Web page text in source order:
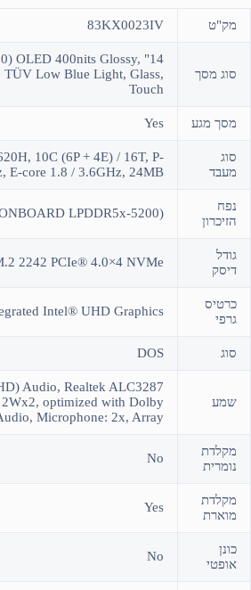
מק"ט 83KX0023IV
סוג מסך
OLED 400nits Glossy,
TÜV Low Blue Light, Glass,
Touch
מסך מגע Yes
סוג
מעבד
10C (6P + 4E) / 16T, P-
E-core 1.8 / 3.6GHz, 24MB
נפח
הזיכרון
(16GB (16GB ONBOARD LPDDR5x-5200
גודל
דיסק
2242 PCIe® 4.0×4 NVMe
כרטיס
גרפי
Intel® UHD Graphics
סוג DOS
שמע
Audio, Realtek ALC3287
2Wx2, optimized with Dolby
Microphone: 2x, Array
מקלדת
נומרית
No
מקלדת
מוארת
Yes
כונן
אופטי
No